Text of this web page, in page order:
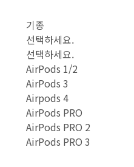
기종
선택하세요.
선택하세요.
AirPods 1/2
AirPods 3
Airpods 4
AirPods PRO
AirPods PRO 2
AirPods PRO 3